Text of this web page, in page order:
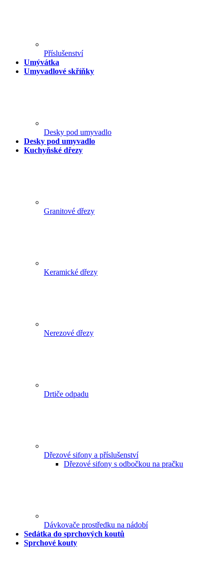
Příslušenství
Umývátka
Umyvadlové skříňky
Desky pod umyvadlo
Desky pod umyvadlo
Kuchyňské dřezy
Granitové dřezy
Keramické dřezy
Nerezové dřezy
Drtiče odpadu
Dřezové sifony a příslušenství
Dřezové sifony s odbočkou na pračku
Dávkovače prostředku na nádobí
Sedátka do sprchových koutů
Sprchové kouty